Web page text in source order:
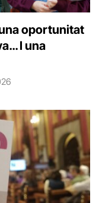
oportunitat
I una